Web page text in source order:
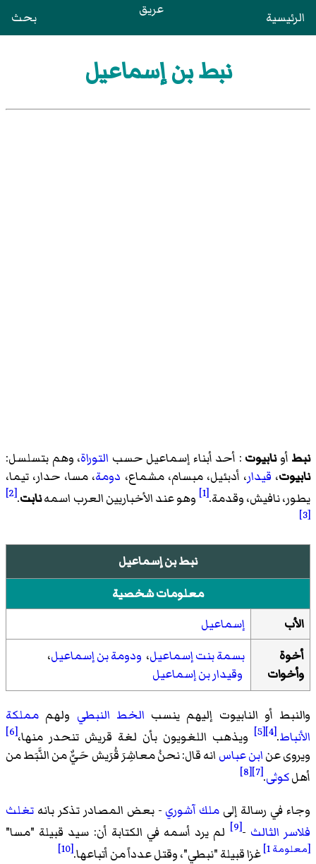
الرئيسية عريق بحث
نبط بن إسماعيل
نبط أونابيوت : أحد أبناء إسماعيل حسب التوراة، وهم بتسلسل:
نابيوت، قيدار، أدبئيل، مبسام، مشماع، دومة، مسا، حدار، تيما،
يطور، نافيش، وقدمة.[1] وهو عند الأخباريين العرب اسمهنابت.
[2]
[3]
نبط بن إسماعيل
معلومات شخصية
الأب
إسماعيل
أخوة
وأخوات
بسمة بنت إسماعيل، ودومة بن إسماعيل،
وقيدار بن إسماعيل
والنبط أو النابيوت إليهم ينسب الخط النبطي ولهم مملكة
الأنباط.
[4]
[5] ويذهب اللغويون بأن لغة قريش تنحدر منها،[6]
ويروى عنابن عباس انه قال: نحنُ معاشِرَ قُرَيش حَيٌّ من النَّبَط من
أهلكوثى.
[7]
[8]
وجاء في رسالة إلى ملك آشوري - بعض المصادر تذكر بانه تغلث
فلاسر الثالث -
[9] لم يرد أسمه في الكتابة أن: سيد قبيلة "مسا"
[معلومة 1] غزا قبيلة "نبطي"، وقتل عدداً من أتباعها.[10]